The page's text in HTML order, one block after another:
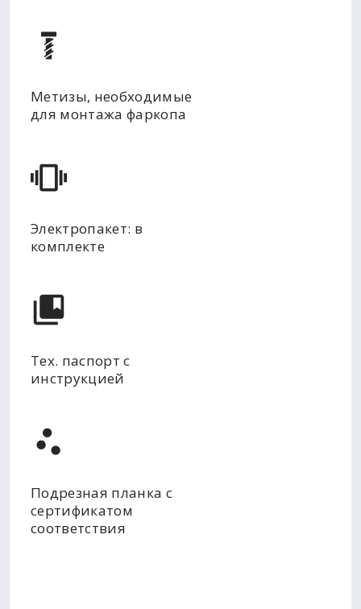
Метизы, необходимые
для монтажа фаркопа
Электропакет: в
комплекте
Тех. паспорт с
инструкцией
Подрезная планка с
сертификатом
соответствия